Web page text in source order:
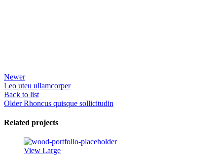
Newer
Leo uteu ullamcorper
Back to list
Older Rhoncus quisque sollicitudin
Related projects
View Large